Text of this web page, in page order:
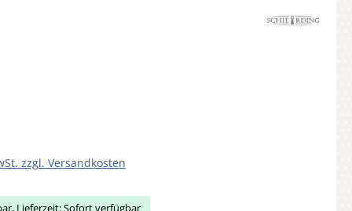
zzgl. Versandkosten
Lieferzeit: Sofort verfügbar